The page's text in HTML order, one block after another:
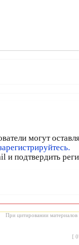
могут
и подтвердить
При цитировании материалов
[